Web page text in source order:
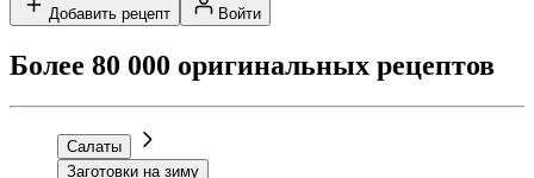
Добавить рецепт Войти
Более 80 000 оригинальных рецептов
Салаты
Заготовки на зиму